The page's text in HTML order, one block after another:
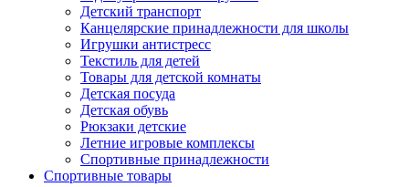
Детский транспорт
Канцелярские принадлежности для школы
Игрушки антистресс
Текстиль для детей
Товары для детской комнаты
Детская посуда
Детская обувь
Рюкзаки детские
Летние игровые комплексы
Спортивные принадлежности
Спортивные товары